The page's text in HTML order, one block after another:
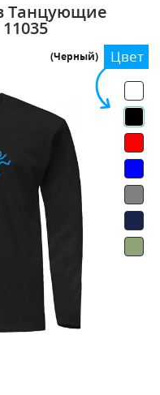
Танцующие
Цвет
(Черный)